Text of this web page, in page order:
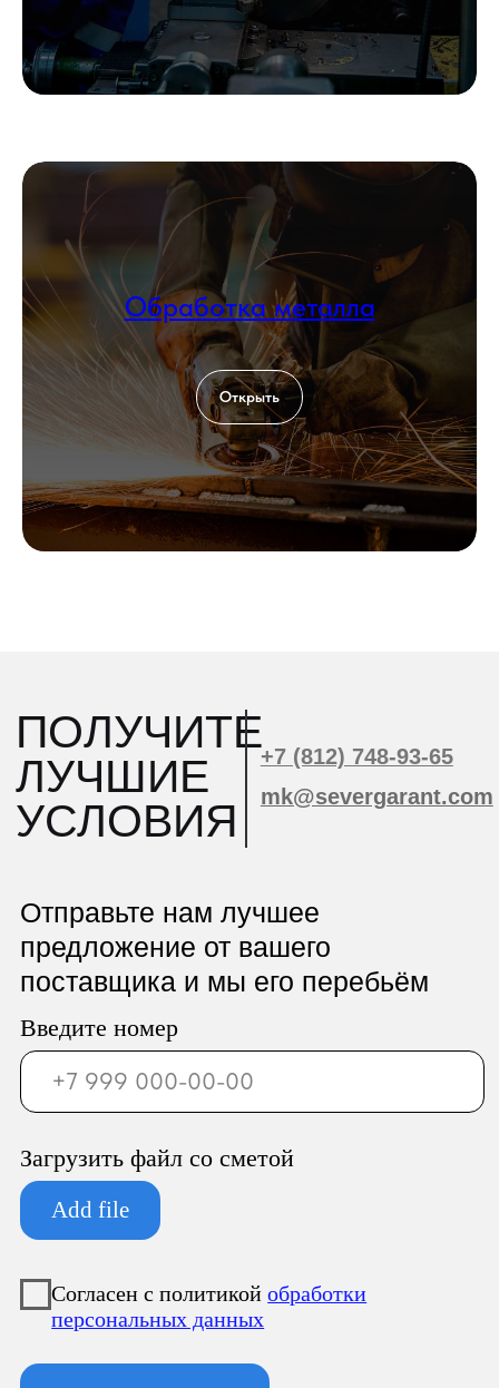
Обработка металла
Открыть
ООО «Север Гарант»
Юридический адрес:
196247, Санкт-Петербург г, вн.тер.г.
муниципальный округ
Новоизмайловское, пл. Конституции, д.
Фактический адрес:
муниципальный округ